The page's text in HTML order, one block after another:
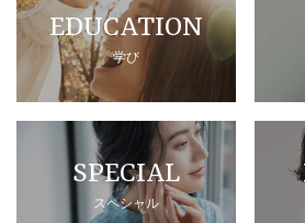
EDUCATION
学び
SPECIAL
スペシャル